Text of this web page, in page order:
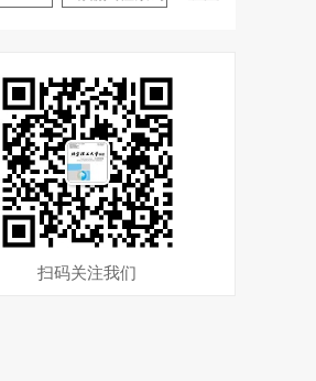
扫码关注我们